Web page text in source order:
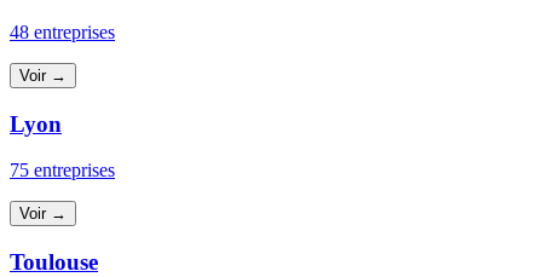
48 entreprises
Voir →
Lyon
75 entreprises
Voir →
Toulouse